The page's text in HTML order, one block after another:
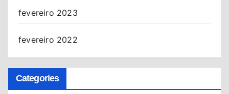
fevereiro 2023
fevereiro 2022
Categories